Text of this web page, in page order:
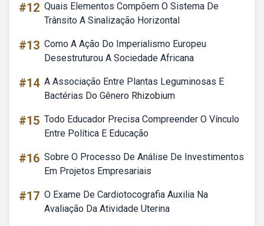
#12 Quais Elementos Compõem O Sistema De
Trânsito A Sinalização Horizontal
#13 Como A Ação Do Imperialismo Europeu
Desestruturou A Sociedade Africana
#14 A Associação Entre Plantas Leguminosas E
Bactérias Do Gênero Rhizobium
#15 Todo Educador Precisa Compreender O Vínculo
Entre Política E Educação
#16 Sobre O Processo De Análise De Investimentos
Em Projetos Empresariais
#17 O Exame De Cardiotocografia Auxilia Na
Avaliação Da Atividade Uterina